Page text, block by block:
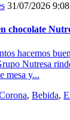
31/07/2026
chocolate
hacemos
Nutresa
mesa y...
, Bebida,